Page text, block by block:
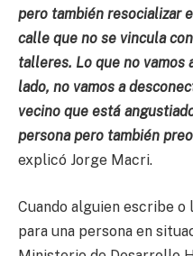
pero también resocializar
calle que no se vincula
talleres. Lo que no vamos
lado, no vamos a
vecino que está
persona pero también
explicó Jorge Macri.
Cuando alguien escribe
para una persona en